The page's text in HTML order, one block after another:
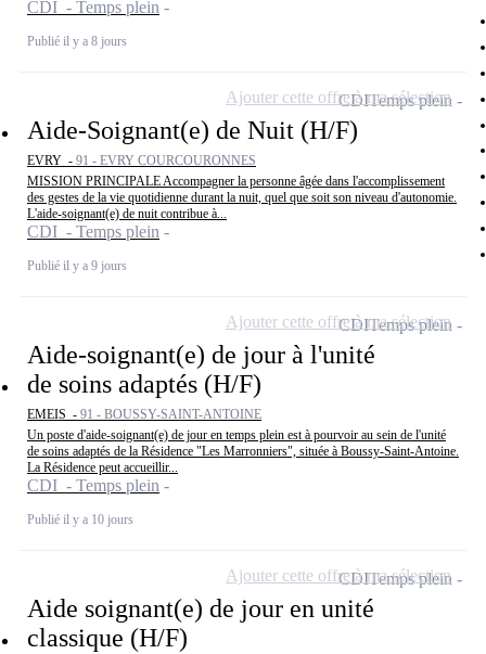
CDI - Temps plein
Publié il y a 8 jours
Aide-Soignant(e) de Nuit (H/F)
EVRY - 91 - EVRY COURCOURONNES
MISSION PRINCIPALE Accompagner la personne âgée dans l'accomplissement
des gestes de la vie quotidienne durant la nuit, quel que soit son niveau d'autonomie.
L'aide-soignant(e) de nuit contribue à...
CDI - Temps plein
Publié il y a 9 jours
CDITemps plein
Ajouter cette offre à ma sélection
Aide-soignant(e) de jour à l'unité
de soins adaptés (H/F)
EMEIS - 91 - BOUSSY-SAINT-ANTOINE
Un poste d'aide-soignant(e) de jour en temps plein est à pourvoir au sein de l'unité
de soins adaptés de la Résidence "Les Marronniers", située à Boussy-Saint-Antoine.
La Résidence peut accueillir...
CDI - Temps plein
Publié il y a 10 jours
CDITemps plein
Ajouter cette offre à ma sélection
Aide soignant(e) de jour en unité
classique (H/F)
CDITemps plein
Ajouter cette offre à ma sélection